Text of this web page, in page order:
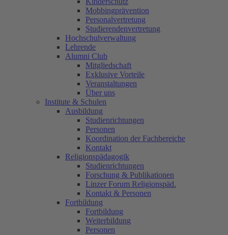
Mobbingprävention
Personalvertretung
Studierendenvertretung
Hochschulverwaltung
Lehrende
Alumni Club
Mitgliedschaft
Exklusive Vorteile
Veranstaltungen
Über uns
Institute & Schulen
Ausbildung
Studienrichtungen
Personen
Koordination der Fachbereiche
Kontakt
Religionspädagogik
Studienrichtungen
Forschung & Publikationen
Linzer Forum Religionspäd.
Kontakt & Personen
Fortbildung
Fortbildung
Weiterbildung
Personen